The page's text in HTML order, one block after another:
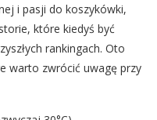
i pasji do koszykówki,
które kiedyś być
rankingach. Oto
warto zwrócić uwagę przy